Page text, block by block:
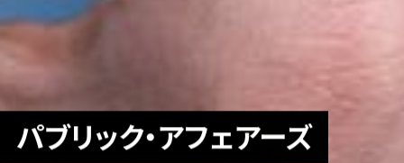
ュニケ
パブリック・アフェアーズ医療・医薬